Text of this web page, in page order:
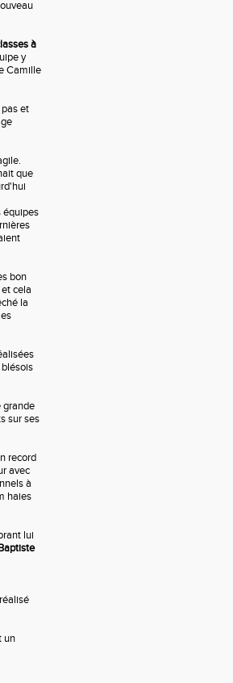
à
y
Camille
et
que
équipes
bon
cela
la
grande
sur ses
record
avec
à
haies
lui
un